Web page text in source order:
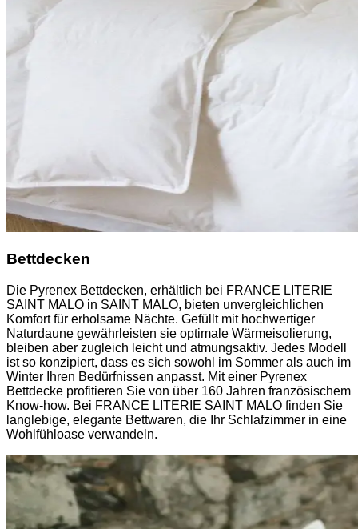
Bettdecken
Die Pyrenex Bettdecken, erhältlich bei FRANCE LITERIE
SAINT MALO in SAINT MALO, bieten unvergleichlichen
Komfort für erholsame Nächte. Gefüllt mit hochwertiger
Naturdaune gewährleisten sie optimale Wärmeisolierung,
bleiben aber zugleich leicht und atmungsaktiv. Jedes Modell
ist so konzipiert, dass es sich sowohl im Sommer als auch im
Winter Ihren Bedürfnissen anpasst. Mit einer Pyrenex
Bettdecke profitieren Sie von über 160 Jahren französischem
Know-how. Bei FRANCE LITERIE SAINT MALO finden Sie
langlebige, elegante Bettwaren, die Ihr Schlafzimmer in eine
Wohlfühloase verwandeln.